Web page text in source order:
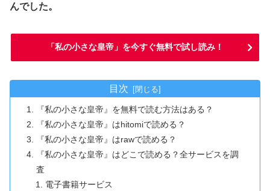
んでした。
「私の小さな皇帝」を今すぐ無料で試し読み！
目次
『私の小さな皇帝』を無料で読む方法はある？
『私の小さな皇帝』はhitomiで読める？
『私の小さな皇帝』はrawで読める？
『私の小さな皇帝』はどこで読める？全サービスを調
査
電子書籍サービス